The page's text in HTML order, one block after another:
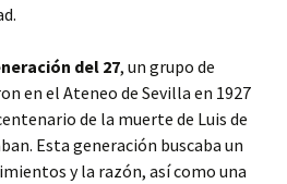
del 27, un grupo de
en el Ateneo de Sevilla en 1927
de la muerte de Luis de
Esta generación buscaba un
y la razón, así como una